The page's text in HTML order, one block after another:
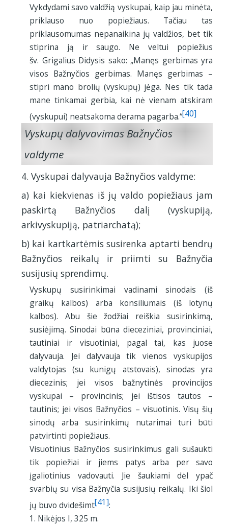
Vykdydami savo valdžią vyskupai, kaip jau minėta,
priklauso nuo popiežiaus. Tačiau tas
priklausomumas nepanaikina jų valdžios, bet tik
stiprina ją ir saugo. Ne veltui popiežius
šv. Grigalius Didysis sako: „Manęs gerbimas yra
visos Bažnyčios gerbimas. Manęs gerbimas –
stipri mano brolių (vyskupų) jėga. Nes tik tada
mane tinkamai gerbia, kai nė vienam atskiram
(vyskupui) neatsakoma derama pagarba.“[40]
Vyskupų dalyvavimas Bažnyčios
valdyme
4. Vyskupai dalyvauja Bažnyčios valdyme:
a) kai kiekvienas iš jų valdo popiežiaus jam
paskirtą Bažnyčios dalį (vyskupiją,
arkivyskupiją, patriarchatą);
b) kai kartkartėmis susirenka aptarti bendrų
Bažnyčios reikalų ir priimti su Bažnyčia
susijusių sprendimų.
Vyskupų susirinkimai vadinami sinodais (iš
graikų kalbos) arba konsiliumais (iš lotynų
kalbos). Abu šie žodžiai reiškia susirinkimą,
susiėjimą. Sinodai būna dieceziniai, provinciniai,
tautiniai ir visuotiniai, pagal tai, kas juose
dalyvauja. Jei dalyvauja tik vienos vyskupijos
valdytojas (su kunigų atstovais), sinodas yra
diecezinis; jei visos bažnytinės provincijos
vyskupai – provincinis; jei ištisos tautos –
tautinis; jei visos Bažnyčios – visuotinis. Visų šių
sinodų arba susirinkimų nutarimai turi būti
patvirtinti popiežiaus.
Visuotinius Bažnyčios susirinkimus gali sušaukti
tik popiežiai ir jiems patys arba per savo
įgaliotinius vadovauti. Jie šaukiami dėl ypač
svarbių su visa Bažnyčia susijusių reikalų. Iki šiol
jų buvo dvidešimt[41]:
1. Nikėjos I, 325 m.